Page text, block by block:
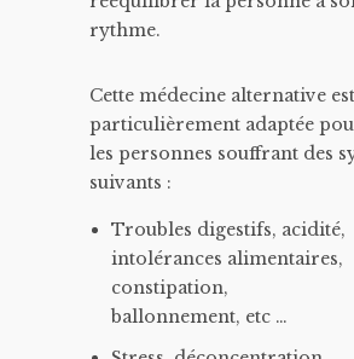
rythme.
Cette médecine alternative est
particulièrement adaptée
les personnes souffrant des
suivants :
Troubles digestifs, acidité,
intolérances alimentaires,
constipation,
ballonnement, etc …